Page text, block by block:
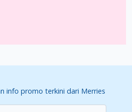
info promo terkini dari Merries